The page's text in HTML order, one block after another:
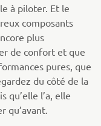
à piloter. Et le
composants
plus
de confort et que
pures, que
du côté de la
qu’elle l’a, elle
qu’avant.